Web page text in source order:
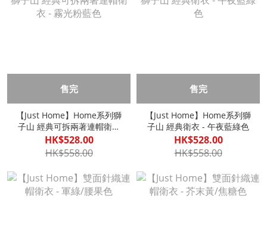
售完
【Just Home】Home系列獅
子山 經典可拆兩著連帽衛衣
- 霧光粉藍色
HK$528.00
HK$558.00
售完
【Just Home】Home系列獅
子山 經典衛衣 - 午夜藍綠色
HK$528.00
HK$558.00